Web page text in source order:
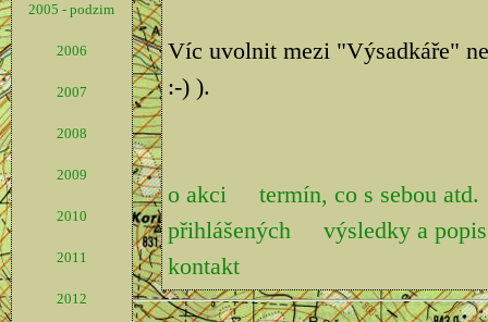
2005 - podzim
2006
2007
2008
2009
2010
2011
2012
Víc uvolnit mezi "Výsadkáře"
:-) ).
o akci
termín, co s sebou atd.
přihlášených
výsledky a
kontakt